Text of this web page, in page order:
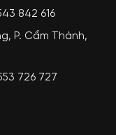
842 616
P. Cẩm Thành,
726 727